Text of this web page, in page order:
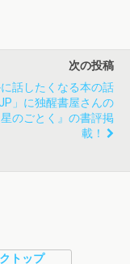
次の投稿
に話したくなる本の話
」に独醒書屋さんの
星のごとく』の書評掲
載！
トップ